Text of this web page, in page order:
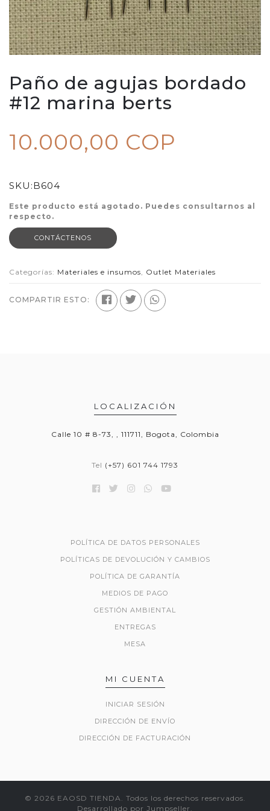
Paño de agujas bordado
#12 marina berts
10.000,00 COP
SKU:B604
Este producto está agotado. Puedes consultarnos al
respecto.
CONTÁCTENOS
Categorías: Materiales e insumos Outlet Materiales
COMPARTIR ESTO:
LOCALIZACIÓN
Calle 10 # 8-73, , 111711, Bogota, Colombia
Tel (+57) 601 744 1793
POLÍTICA DE DATOS PERSONALES
POLÍTICAS DE DEVOLUCIÓN Y CAMBIOS
POLÍTICA DE GARANTÍA
MEDIOS DE PAGO
GESTIÓN AMBIENTAL
ENTREGAS
MESA
MI CUENTA
INICIAR SESIÓN
DIRECCIÓN DE ENVÍO
DIRECCIÓN DE FACTURACIÓN
© 2026 EAOSD TIENDA. Todos los derechos reservados.
Desarrollado por Jumpseller